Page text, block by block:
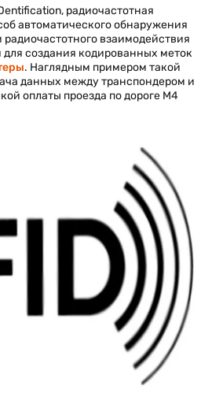
радиочастотная
автоматического обнаружения
радиочастотного взаимодействия
для создания кодированных меток
. Наглядным примером такой
данных между транспондером и
оплаты проезда по дороге М4